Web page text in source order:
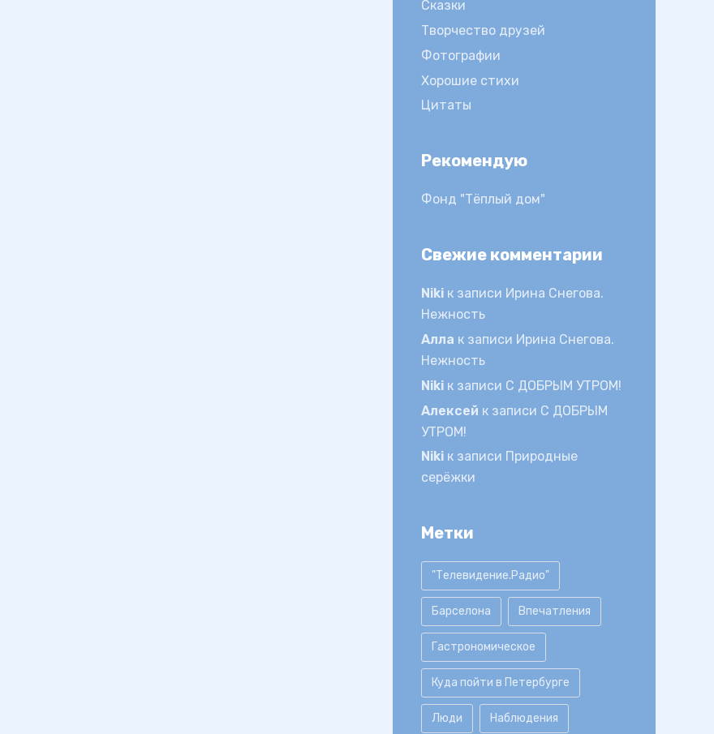
Сказки
Творчество друзей
Фотографии
Хорошие стихи
Цитаты
Рекомендую
Фонд "Тёплый дом"
Свежие комментарии
Niki к записи Ирина Снегова.
Нежность
Алла к записи Ирина Снегова.
Нежность
Niki к записи С ДОБРЫМ УТРОМ!
Алексей к записи С ДОБРЫМ
УТРОМ!
Niki к записи Природные
серёжки
Метки
"Телевидение.Радио"
Барселона Впечатления
Гастрономическое
Куда пойти в Петербурге
Люди Наблюдения